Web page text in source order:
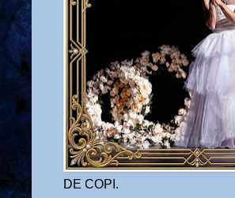
DE COPI.